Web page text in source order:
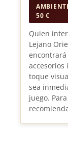
50 €
Quien
Lejano
encontrará
accesorios
toque
sea
juego.